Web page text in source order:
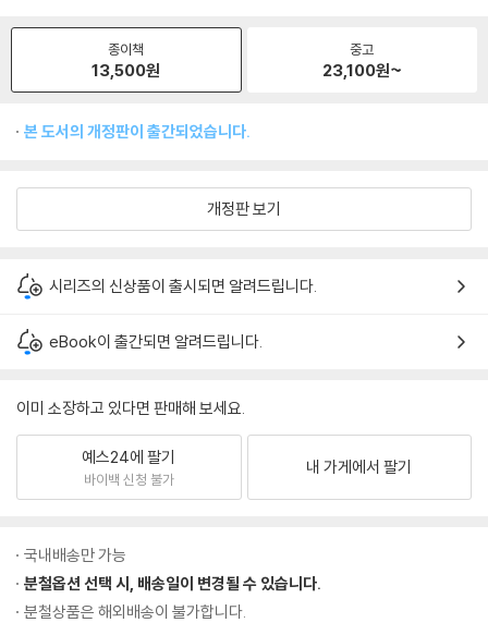
종이책
13,500원
중고
23,100원~
본 도서의 개정판이 출간되었습니다.
개정판 보기
시리즈의 신상품이 출시되면 알려드립니다.
eBook이 출간되면 알려드립니다.
이미 소장하고 있다면 판매해 보세요.
예스24에 팔기
바이백 신청 불가
내 가게에서 팔기
국내배송만 가능
분철옵션 선택 시, 배송일이 변경될 수 있습니다.
분철상품은 해외배송이 불가합니다.